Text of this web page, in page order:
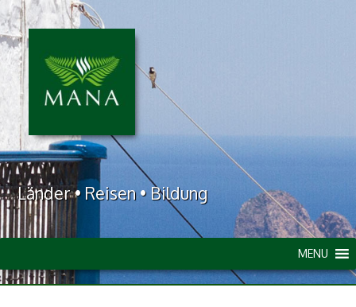
Länder • Reisen • Bildung
MENU